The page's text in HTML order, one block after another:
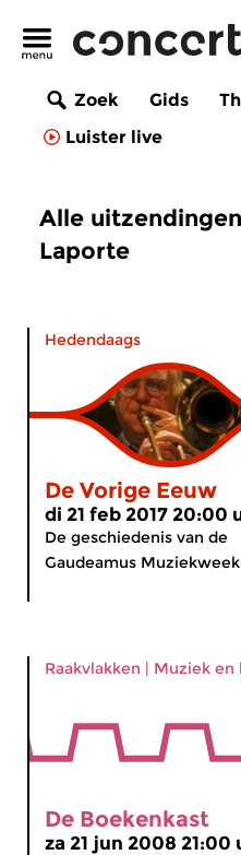
Zoek Gids
Luister live
Alle
Laporte
Hedendaags
De Vorige Eeuw
di 21 feb 2017 20:00
De geschiedenis van de
Gaudeamus Muziekweek
Raakvlakken | Muziek en
De Boekenkast
za 21 jun 2008 21:00